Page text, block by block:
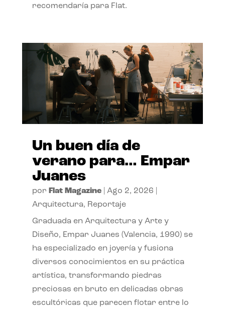
recomendaría para Flat.
Un buen día de
verano para… Empar
Juanes
por Flat Magazine| Ago 2, 2026
Arquitectura, Reportaje
Graduada en Arquitectura y Arte y
Diseño, Empar Juanes (Valencia, 1990) se
ha especializado en joyería y fusiona
diversos conocimientos en su práctica
artística, transformando piedras
preciosas en bruto en delicadas obras
escultóricas que parecen flotar entre lo